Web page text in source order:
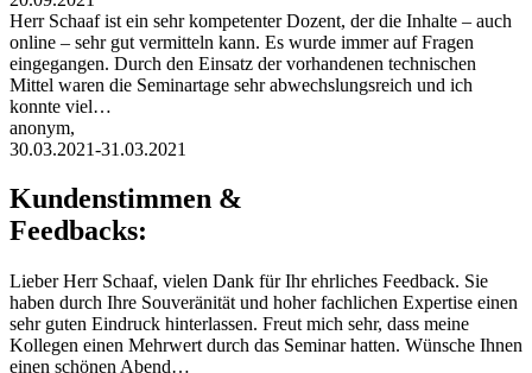
Herr Schaaf ist ein sehr kompetenter Dozent, der die Inhalte – auch
online – sehr gut vermitteln kann. Es wurde immer auf Fragen
eingegangen. Durch den Einsatz der vorhandenen technischen
Mittel waren die Seminartage sehr abwechslungsreich und ich
konnte viel…
anonym,
30.03.2021-31.03.2021
Kundenstimmen &
Feedbacks:
Lieber Herr Schaaf, vielen Dank für Ihr ehrliches Feedback. Sie
haben durch Ihre Souveränität und hoher fachlichen Expertise einen
sehr guten Eindruck hinterlassen. Freut mich sehr, dass meine
Kollegen einen Mehrwert durch das Seminar hatten. Wünsche Ihnen
einen schönen Abend…